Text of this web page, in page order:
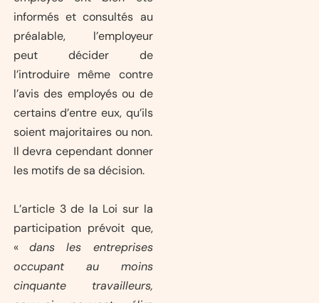
informés et consultés au
préalable, l’employeur
peut décider de
l’introduire même contre
l’avis des employés ou de
certains d’entre eux, qu’ils
soient majoritaires ou non.
Il devra cependant donner
les motifs de sa décision.
L’article 3 de la Loi sur la
participation prévoit que,
«dans les entreprises
occupant au moins
cinquante travailleurs,